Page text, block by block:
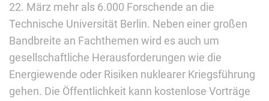
22. März mehr als 6.000 Forschende an die
Technische Universität Berlin. Neben einer großen
Bandbreite an Fachthemen wird es auch um
gesellschaftliche Herausforderungen wie die
Energiewende oder Risiken nuklearer Kriegsführung
gehen. Die Öffentlichkeit kann kostenlose Vorträge